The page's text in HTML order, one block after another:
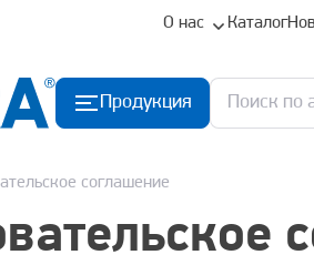
О нас Каталог
Продукция
соглашение